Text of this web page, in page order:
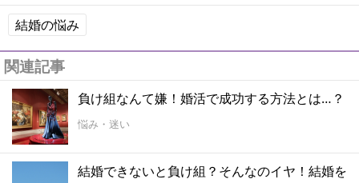
結婚の悩み
関連記事
負け組なんて嫌！婚活で成功する方法とは…？
悩み・迷い
結婚できないと負け組？そんなのイヤ！結婚を